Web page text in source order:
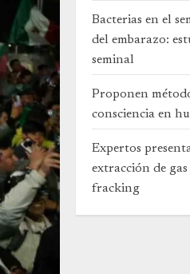
Bacterias en el
del embarazo:
seminal
Proponen
consciencia en
Expertos
extracción de
fracking